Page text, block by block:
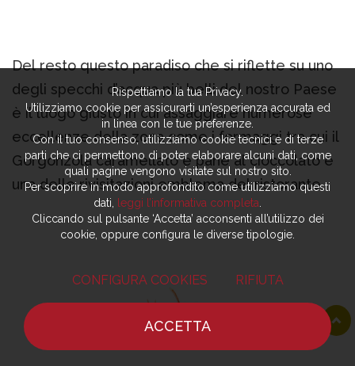
Del resto questo paradiso che si riflette su uno
degli specchi d’acqua più belli del nostro Paese
è il luogo giusto in cui assaggiare numerose
eccellenze della zona come i formaggi tra cui il
Gorgonzola caramellato e pane al cioccolato è
una delle rivisitazioni emblema del ristorante.
Rispettiamo la tua Privacy.
Utilizziamo cookie per assicurarti un’esperienza accurata ed
in linea con le tue preferenze.
Con il tuo consenso, utilizziamo cookie tecnici e di terze
parti che ci permettono di poter elaborare alcuni dati, come
quali pagine vengono visitate sul nostro sito.
Per scoprire in modo approfondito come utilizziamo questi
dati,
leggi l’informativa completa
Cliccando sul pulsante ‘Accetta’ acconsenti all’utilizzo dei
cookie, oppure configura le diverse tipologie.
CONFIGURA COOKIES RIFIUTA
ACCETTA